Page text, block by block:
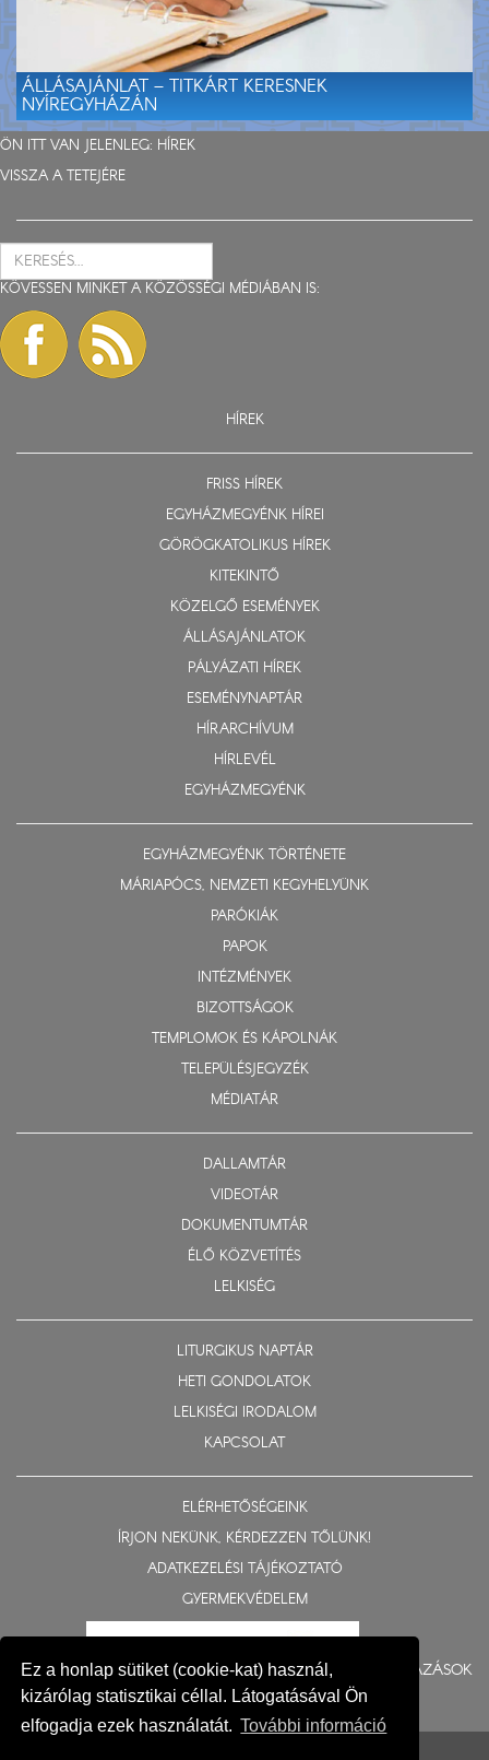
Ez a honlap sütiket (cookie-kat) használ,
kizárólag statisztikai céllal. Látogatásával Ön
elfogadja ezek használatát. További információ
ÁLLÁSAJÁNLAT – TITKÁRT KERESNEK
NYÍREGYHÁZÁN
ÖN ITT VAN JELENLEG: HÍREK
VISSZA A TETEJÉRE
KÖVESSEN MINKET A KÖZÖSSÉGI MÉDIÁBAN IS:
HÍREK
FRISS HÍREK
EGYHÁZMEGYÉNK HÍREI
GÖRÖGKATOLIKUS HÍREK
KITEKINTŐ
KÖZELGŐ ESEMÉNYEK
ÁLLÁSAJÁNLATOK
PÁLYÁZATI HÍREK
ESEMÉNYNAPTÁR
HÍRARCHÍVUM
HÍRLEVÉL
EGYHÁZMEGYÉNK
EGYHÁZMEGYÉNK TÖRTÉNETE
MÁRIAPÓCS, NEMZETI KEGYHELYÜNK
PARÓKIÁK
PAPOK
INTÉZMÉNYEK
BIZOTTSÁGOK
TEMPLOMOK ÉS KÁPOLNÁK
TELEPÜLÉSJEGYZÉK
MÉDIATÁR
DALLAMTÁR
VIDEOTÁR
DOKUMENTUMTÁR
ÉLŐ KÖZVETÍTÉS
LELKISÉG
LITURGIKUS NAPTÁR
HETI GONDOLATOK
LELKISÉGI IRODALOM
KAPCSOLAT
ELÉRHETŐSÉGEINK
ÍRJON NEKÜNK, KÉRDEZZEN TŐLÜNK!
ADATKEZELÉSI TÁJÉKOZTATÓ
GYERMEKVÉDELEM
BERUHÁZÁSOK